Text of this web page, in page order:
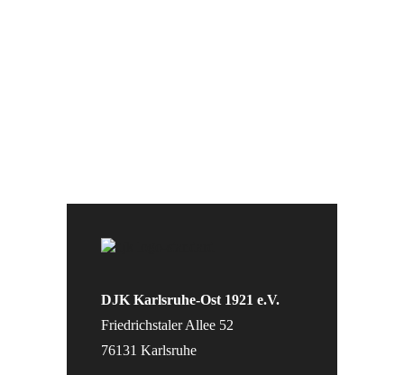
DJK Karlsruhe-Ost 1921 e.V.
Friedrichstaler Allee 52
76131 Karlsruhe